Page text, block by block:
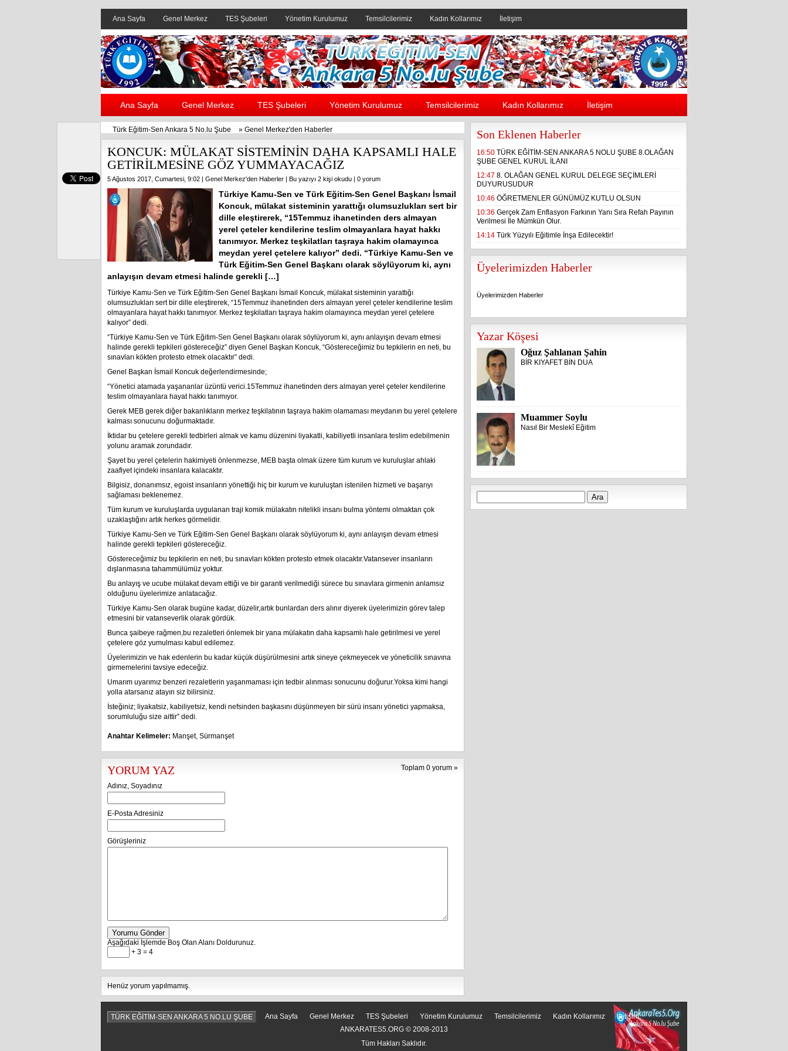
Ana Sayfa Genel Merkez TES Şubeleri Yönetim Kurulumuz Temsilcilerimiz Kadın Kollarımız İletişim
Header yanı reklam alanı
Ana Sayfa Genel Merkez TES Şubeleri Yönetim Kurulumuz Temsilcilerimiz Kadın Kollarımız İletişim
Türk Eğitim-Sen Ankara 5 No.lu Şube » Genel Merkez'den Haberler
KONCUK: MÜLAKAT SİSTEMİNİN DAHA KAPSAMLI HALE
GETİRİLMESİNE GÖZ YUMMAYACAĞIZ
5 Ağustos 2017, Cumartesi, 9:02 | Genel Merkez'den Haberler | Bu yazıyı 2 kişi okudu | 0 yorum
Türkiye Kamu-Sen ve Türk Eğitim-Sen Genel Başkanı İsmail
Koncuk, mülakat sisteminin yarattığı olumsuzlukları sert bir
dille eleştirerek, “15Temmuz ihanetinden ders almayan
yerel çeteler kendilerine teslim olmayanlara hayat hakkı
tanımıyor. Merkez teşkilatları taşraya hakim olamayınca
meydan yerel çetelere kalıyor” dedi. “Türkiye Kamu-Sen ve
Türk Eğitim-Sen Genel Başkanı olarak söylüyorum ki, aynı
anlayışın devam etmesi halinde gerekli […]
Türkiye Kamu-Sen ve Türk Eğitim-Sen Genel Başkanı İsmail Koncuk, mülakat sisteminin yarattığı
olumsuzlukları sert bir dille eleştirerek, “15Temmuz ihanetinden ders almayan yerel çeteler kendilerine teslim
olmayanlara hayat hakkı tanımıyor. Merkez teşkilatları taşraya hakim olamayınca meydan yerel çetelere
kalıyor” dedi.
“Türkiye Kamu-Sen ve Türk Eğitim-Sen Genel Başkanı olarak söylüyorum ki, aynı anlayışın devam etmesi
halinde gerekli tepkileri göstereceğiz” diyen Genel Başkan Koncuk, “Göstereceğimiz bu tepkilerin en neti, bu
sınavları kökten protesto etmek olacaktır” dedi.
Genel Başkan İsmail Koncuk değerlendirmesinde;
“Yönetici atamada yaşananlar üzüntü verici.15Temmuz ihanetinden ders almayan yerel çeteler kendilerine
teslim olmayanlara hayat hakkı tanımıyor.
Gerek MEB gerek diğer bakanlıkların merkez teşkilatının taşraya hakim olamaması meydanın bu yerel çetelere
kalması sonucunu doğurmaktadır.
İktidar bu çetelere gerekli tedbirleri almak ve kamu düzenini liyakatli, kabiliyetli insanlara teslim edebilmenin
yolunu aramak zorundadır.
Şayet bu yerel çetelerin hakimiyeti önlenmezse, MEB başta olmak üzere tüm kurum ve kuruluşlar ahlaki
zaafiyet içindeki insanlara kalacaktır.
Bilgisiz, donanımsız, egoist insanların yönettiği hiç bir kurum ve kuruluştan istenilen hizmeti ve başarıyı
sağlaması beklenemez.
Tüm kurum ve kuruluşlarda uygulanan traji komik mülakatın nitelikli insanı bulma yöntemi olmaktan çok
uzaklaştığını artık herkes görmelidir.
Türkiye Kamu-Sen ve Türk Eğitim-Sen Genel Başkanı olarak söylüyorum ki, aynı anlayışın devam etmesi
halinde gerekli tepkileri göstereceğiz.
Göstereceğimiz bu tepkilerin en neti, bu sınavları kökten protesto etmek olacaktır.Vatansever insanların
dışlanmasına tahammülümüz yoktur.
Bu anlayış ve ucube mülakat devam ettiği ve bir garanti verilmediği sürece bu sınavlara girmenin anlamsız
olduğunu üyelerimize anlatacağız.
Türkiye Kamu-Sen olarak bugüne kadar, düzelir,artık bunlardan ders alınır diyerek üyelerimizin görev talep
etmesini bir vatanseverlik olarak gördük.
Bunca şaibeye rağmen,bu rezaletleri önlemek bir yana mülakatın daha kapsamlı hale getirilmesi ve yerel
çetelere göz yumulması kabul edilemez.
Üyelerimizin ve hak edenlerin bu kadar küçük düşürülmesini artık sineye çekmeyecek ve yöneticilik sınavına
girmemelerini tavsiye edeceğiz.
Umarım uyarımız benzeri rezaletlerin yaşanmaması için tedbir alınması sonucunu doğurur.Yoksa kimi hangi
yolla atarsanız atayın siz bilirsiniz.
İsteğiniz; liyakatsiz, kabiliyetsiz, kendi nefsinden başkasını düşünmeyen bir sürü insanı yönetici yapmaksa,
sorumluluğu size aittir” dedi.
Anahtar Kelimeler: Manşet, Sürmanşet
Toplam 0 yorum »
YORUM YAZ
Adınız, Soyadınız
E-Posta Adresiniz
Görüşleriniz
Yorumu Gönder
Aşağıdaki İşlemde Boş Olan Alanı Doldurunuz.
+ 3 = 4
Henüz yorum yapılmamış.
Son Eklenen Haberler
16:50 TÜRK EĞİTİM-SEN ANKARA 5 NOLU ŞUBE 8.OLAĞAN
ŞUBE GENEL KURUL İLANI
12:47 8. OLAĞAN GENEL KURUL DELEGE SEÇİMLERİ
DUYURUSUDUR
10:46 ÖĞRETMENLER GÜNÜMÜZ KUTLU OLSUN
10:36 Gerçek Zam Enflasyon Farkının Yanı Sıra Refah Payının
Verilmesi İle Mümkün Olur.
14:14 Türk Yüzyılı Eğitimle İnşa Edilecektir!
Üyelerimizden Haberler
Üyelerimizden Haberler
Yazar Köşesi
Oğuz Şahlanan Şahin
BİR KIYAFET BİN DUA
Muammer Soylu
Nasıl Bir Meslekî Eğitim
Arama:
TÜRK EĞİTİM-SEN ANKARA 5 NO.LU ŞUBE Ana Sayfa Genel Merkez TES Şubeleri Yönetim Kurulumuz Temsilcilerimiz Kadın Kollarımız
İletişim
ANKARATES5.ORG © 2008-2013
Tüm Hakları Saklıdır.